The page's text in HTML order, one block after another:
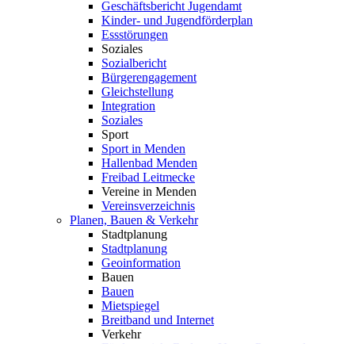
Geschäftsbericht Jugendamt
Kinder- und Jugendförderplan
Essstörungen
Soziales
Sozialbericht
Bürgerengagement
Gleichstellung
Integration
Soziales
Sport
Sport in Menden
Hallenbad Menden
Freibad Leitmecke
Vereine in Menden
Vereinsverzeichnis
Planen, Bauen & Verkehr
Stadtplanung
Stadtplanung
Geoinformation
Bauen
Bauen
Mietspiegel
Breitband und Internet
Verkehr